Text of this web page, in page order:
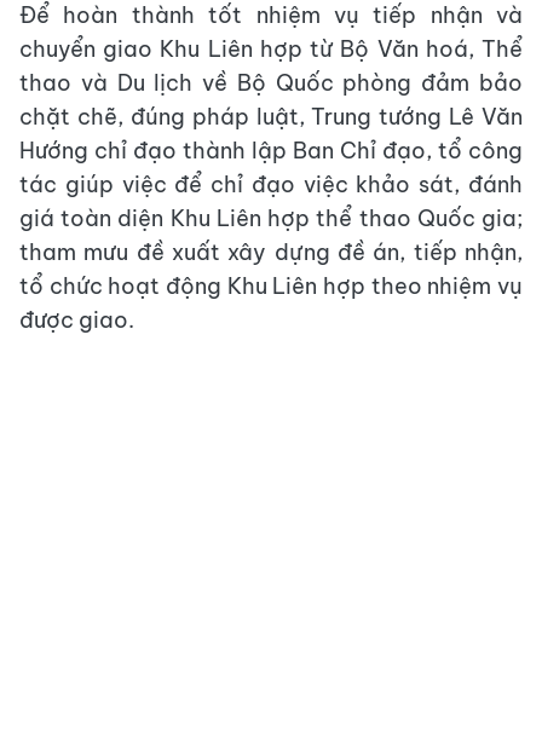
Để hoàn thành tốt nhiệm vụ tiếp nhận và
chuyển giao Khu Liên hợp từ Bộ Văn hoá, Thể
thao và Du lịch về Bộ Quốc phòng đảm bảo
chặt chẽ, đúng pháp luật, Trung tướng Lê Văn
Hướng chỉ đạo thành lập Ban Chỉ đạo, tổ công
tác giúp việc để chỉ đạo việc khảo sát, đánh
giá toàn diện Khu Liên hợp thể thao Quốc gia;
tham mưu đề xuất xây dựng đề án, tiếp nhận,
tổ chức hoạt động Khu Liên hợp theo nhiệm vụ
được giao.